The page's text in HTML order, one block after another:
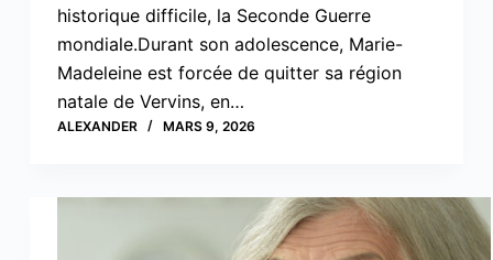
historique difficile, la Seconde Guerre
mondiale.Durant son adolescence, Marie-
Madeleine est forcée de quitter sa région
natale de Vervins, en…
ALEXANDER MARS 9, 2026